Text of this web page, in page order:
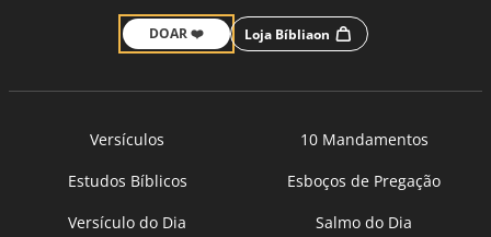
DOAR ❤️ Loja Bíbliaon
Versículos
10 Mandamentos
Estudos Bíblicos
Esboços de Pregação
Versículo do Dia
Salmo do Dia